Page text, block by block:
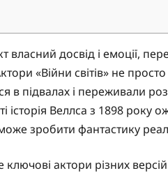
власний досвід і емоції,
«Війни світів» не
в підвалах і переживали
історія Веллса з 1898 року
зробити фантастику
актори різних